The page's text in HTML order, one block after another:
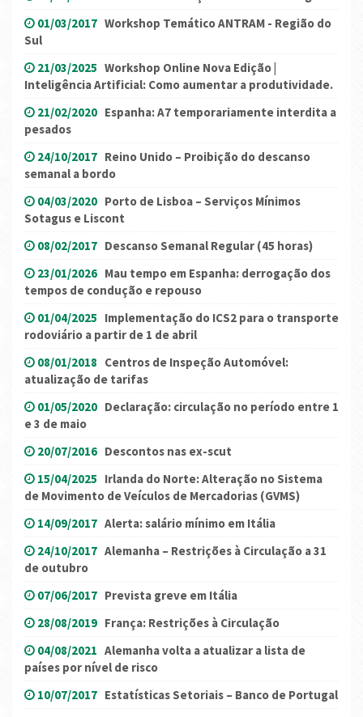
01/03/2017 Workshop Temático ANTRAM - Região do
Sul
21/03/2025 Workshop Online Nova Edição |
Inteligência Artificial: Como aumentar a produtividade.
21/02/2020 Espanha: A7 temporariamente interdita a
pesados
24/10/2017 Reino Unido – Proibição do descanso
semanal a bordo
04/03/2020 Porto de Lisboa – Serviços Mínimos
Sotagus e Liscont
08/02/2017 Descanso Semanal Regular (45 horas)
23/01/2026 Mau tempo em Espanha: derrogação dos
tempos de condução e repouso
01/04/2025 Implementação do ICS2 para o transporte
rodoviário a partir de 1 de abril
08/01/2018 Centros de Inspeção Automóvel:
atualização de tarifas
01/05/2020 Declaração: circulação no período entre 1
e 3 de maio
20/07/2016 Descontos nas ex-scut
15/04/2025 Irlanda do Norte: Alteração no Sistema
de Movimento de Veículos de Mercadorias (GVMS)
14/09/2017 Alerta: salário mínimo em Itália
24/10/2017 Alemanha – Restrições à Circulação a 31
de outubro
07/06/2017 Prevista greve em Itália
28/08/2019 França: Restrições à Circulação
04/08/2021 Alemanha volta a atualizar a lista de
países por nível de risco
10/07/2017 Estatísticas Setoriais – Banco de Portugal